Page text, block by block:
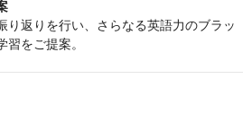
り返りを行い、さらなる英語力のブラッ
をご提案。